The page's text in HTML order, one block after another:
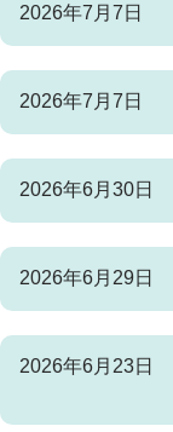
2026年7月7日
2026年7月7日
2026年6月30日
2026年6月29日
2026年6月23日